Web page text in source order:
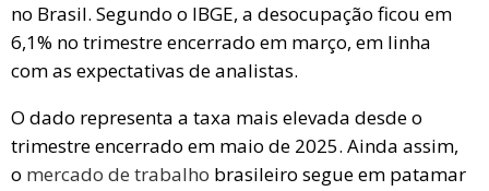
no Brasil. Segundo o IBGE, a desocupação ficou em
6,1% no trimestre encerrado em março, em linha
com as expectativas de analistas.
O dado representa a taxa mais elevada desde o
trimestre encerrado em maio de 2025. Ainda assim,
o mercado de trabalho brasileiro segue em patamar